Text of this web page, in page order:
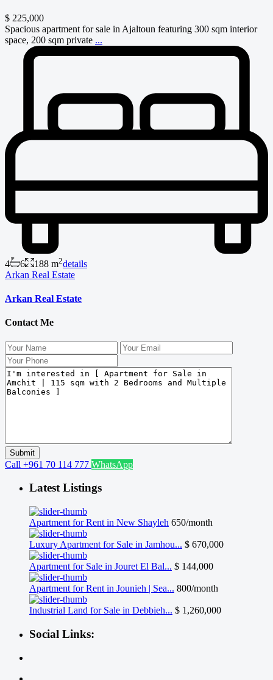
$ 225,000
Spacious apartment for sale in Ajaltoun featuring 300 sqm interior
space, 200 sqm private ...
4 6 188 m2details
Arkan Real Estate
Arkan Real Estate
Contact Me
Call +961 70 114 777 WhatsApp
Latest Listings
Apartment for Rent in New Shayleh 650/month
Luxury Apartment for Sale in Jamhou... $ 670,000
Apartment for Sale in Jouret El Bal... $ 144,000
Apartment for Rent in Jounieh | Sea... 800/month
Industrial Land for Sale in Debbieh... $ 1,260,000
Social Links: